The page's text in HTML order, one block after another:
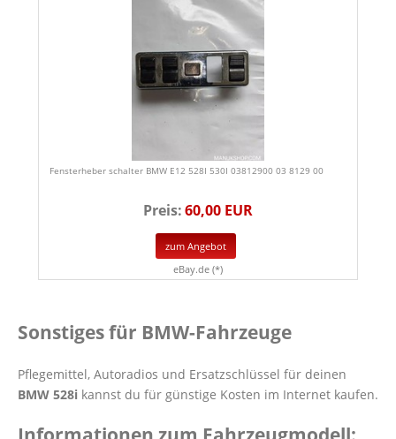
Fensterheber schalter BMW E12 528I 530I 03812900 03 8129 00
Preis:60,00 EUR
zum Angebot
eBay.de (*)
Sonstiges für BMW-Fahrzeuge
Pflegemittel, Autoradios und Ersatzschlüssel für deinen
BMW 528i kannst du für günstige Kosten im Internet kaufen.